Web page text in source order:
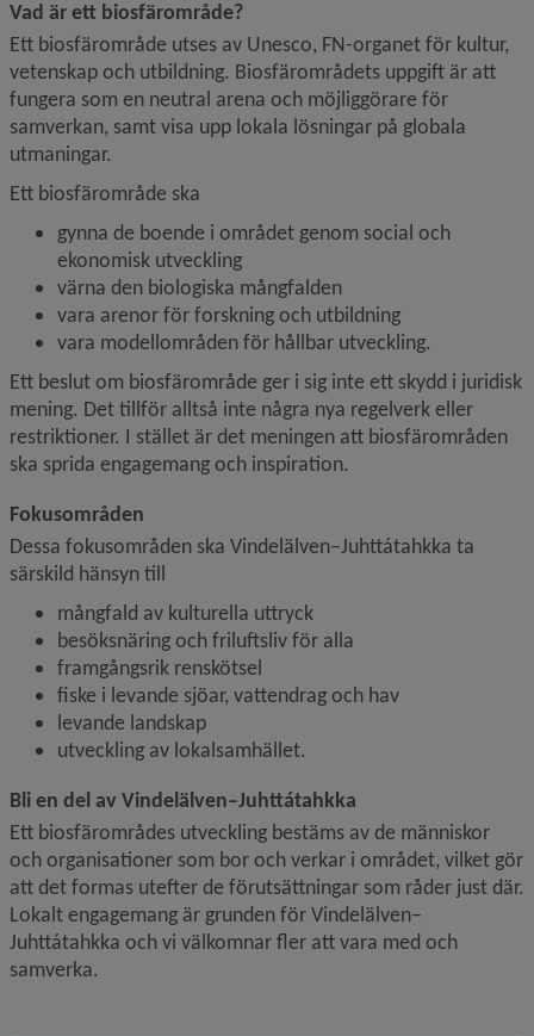
Vad är ett biosfärområde?
Ett biosfärområde utses av Unesco, FN-organet för kultur,
vetenskap och utbildning. Biosfärområdets uppgift är att
fungera som en neutral arena och möjliggörare för
samverkan, samt visa upp lokala lösningar på globala
utmaningar.
Ett biosfärområde ska
gynna de boende i området genom social och
ekonomisk utveckling
värna den biologiska mångfalden
vara arenor för forskning och utbildning
vara modellområden för hållbar utveckling.
Ett beslut om biosfärområde ger i sig inte ett skydd i juridisk
mening. Det tillför alltså inte några nya regelverk eller
restriktioner. I stället är det meningen att biosfärområden
ska sprida engagemang och inspiration.
Fokusområden
Dessa fokusområden ska Vindelälven–Juhttátahkka ta
särskild hänsyn till
mångfald av kulturella uttryck
besöksnäring och friluftsliv för alla
framgångsrik renskötsel
fiske i levande sjöar, vattendrag och hav
levande landskap
utveckling av lokalsamhället.
Bli en del av Vindelälven–Juhttátahkka
Ett biosfärområdes utveckling bestäms av de människor
och organisationer som bor och verkar i området, vilket gör
att det formas utefter de förutsättningar som råder just där.
Lokalt engagemang är grunden för Vindelälven–
Juhttátahkka och vi välkomnar fler att vara med och
samverka.